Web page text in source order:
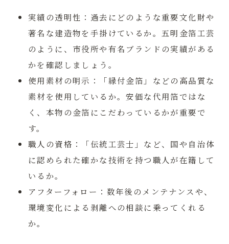
実績の透明性： 過去にどのような重要文化財や
著名な建造物を手掛けているか。五明金箔工芸
のように、市役所や有名ブランドの実績がある
かを確認しましょう。
使用素材の明示：
「縁付金箔」などの高品質な
素材を使用しているか。安価な代用箔ではな
く、本物の金箔にこだわっているかが重要で
す。
職人の資格：
「伝統工芸士」など、国や自治体
に認められた確かな技術を持つ職人が在籍して
いるか。
アフターフォロー： 数年後のメンテナンスや、
環境変化による剥離への相談に乗ってくれる
か。